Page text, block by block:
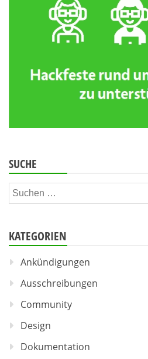
SUCHE
Suchen
nach:
KATEGORIEN
Ankündigungen
Ausschreibungen
Community
Design
Dokumentation